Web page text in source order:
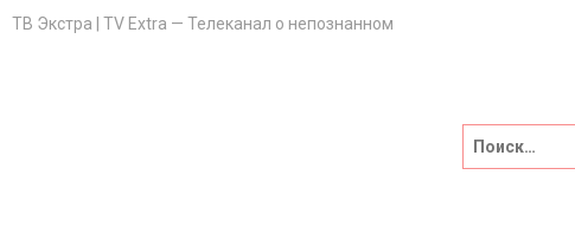
ТВ Экстра | TV Extra — Телеканал о непознанном